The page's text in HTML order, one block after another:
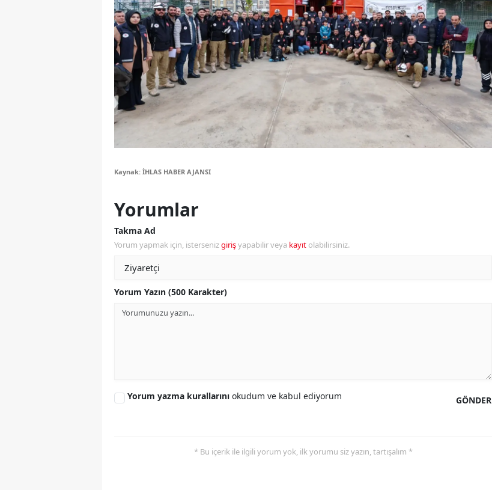
Aksaray
Bayburt
Karaman
Kırıkkale
Batman
Şırnak
Yalova
Kaynak: İHLAS HABER AJANSI
Yorumlar
Takma Ad
Yorum yapmak için, istersenizgirişyapabilir veya kayıt olabilirsiniz.
Yorum Yazın (500 Karakter)
GÖNDER
Yorum yazma kurallarını okudum ve kabul ediyorum
* Bu içerik ile ilgili yorum yok, ilk yorumu siz yazın, tartışalım *